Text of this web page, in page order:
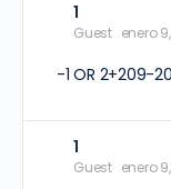
1
Guest enero
-1 OR 2+209-
1
Guest enero